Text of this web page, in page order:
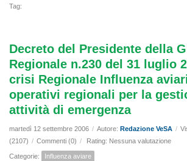
Tag:
Decreto del Presidente della
Regionale n.230 del 31 luglio
crisi Regionale Influenza
operativi regionali per la
attività di emergenza
martedì 12 settembre 2006 / Autore: Redazione VeSA /
(2107) / Commenti (0) / Rating: Nessuna valutazione
Categorie: Influenza aviare